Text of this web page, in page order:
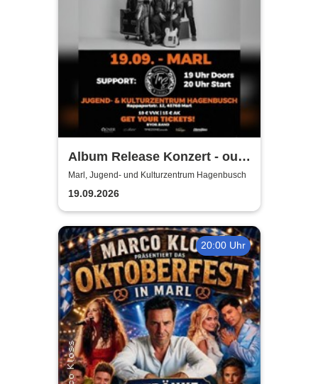
Album Release Konzert - out
of style
Marl, Jugend- und Kulturzentrum Hagenbusch
19.09.2026
20:00 Uhr